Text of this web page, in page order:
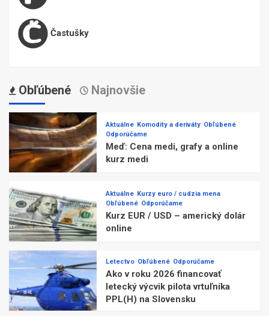
Častušky
Obľúbené Najnovšie
Aktuálne Komodity a deriváty Obľúbené
Odporúčame
Meď: Cena medi, grafy a online
kurz medi
Aktuálne Kurzy euro / cudzia mena
Obľúbené Odporúčame
Kurz EUR / USD – americký dolár
online
Letectvo Obľúbené Odporúčame
Ako v roku 2026 financovať
letecký výcvik pilota vrtuľníka
PPL(H) na Slovensku